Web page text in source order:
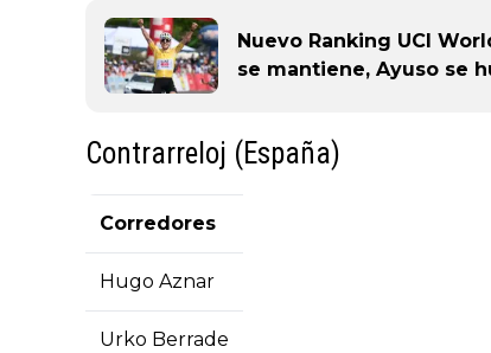
Nuevo Ranking UCI
se mantiene, Ayuso se
Contrarreloj (España)
Corredores
Hugo Aznar
Urko Berrade